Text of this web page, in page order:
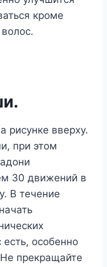
кроме
рисунке вверху.
при этом
30 движений в
В течение
особенно
прекращайте